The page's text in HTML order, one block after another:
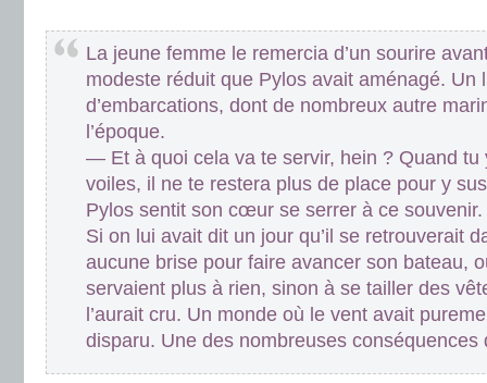
La jeune femme le remercia d’un sourire
modeste réduit que Pylos avait aménagé. Un
d’embarcations, dont de nombreux autre
l’époque.
— Et à quoi cela va te servir, hein ? Quand tu
voiles, il ne te restera plus de place pour y
Pylos sentit son cœur se serrer à ce souvenir.
Si on lui avait dit un jour qu’il se retrouverait
aucune brise pour faire avancer son bateau,
servaient plus à rien, sinon à se tailler des
l’aurait cru. Un monde où le vent avait
disparu. Une des nombreuses conséquences